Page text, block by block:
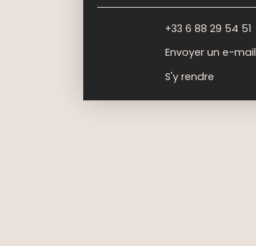
+33 6 88 29 54 51
Envoyer un e-mail
S'y rendre